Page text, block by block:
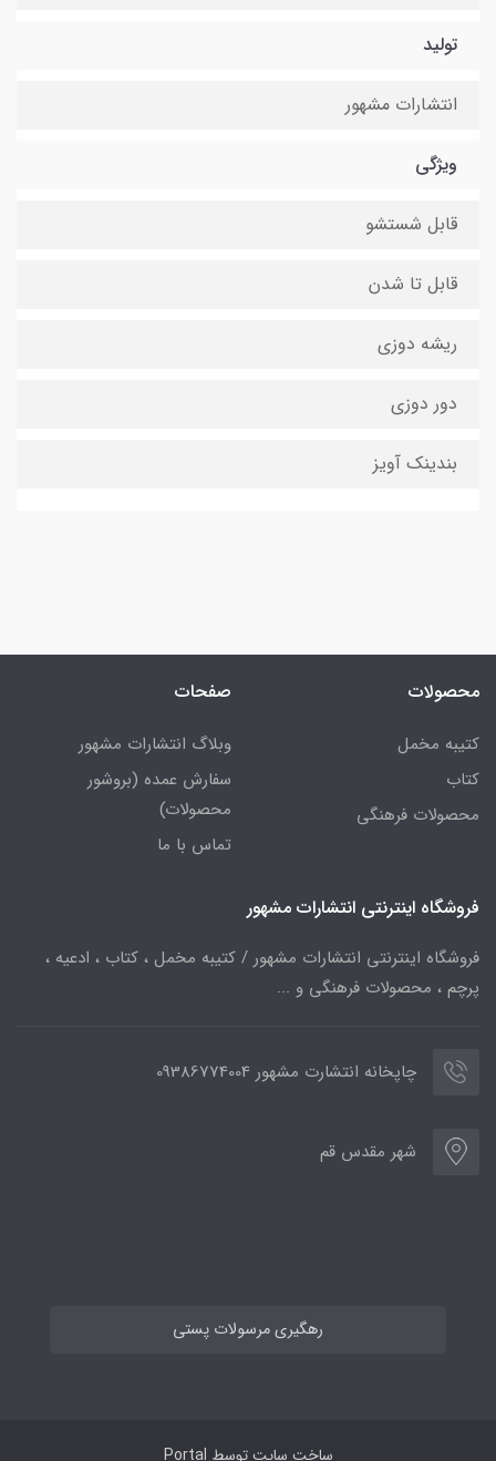
تولید
انتشارات مشهور
ویژگی
قابل شستشو
قابل تا شدن
ریشه دوزی
دور دوزی
بندینک آویز
محصولات
کتیبه مخمل
کتاب
محصولات فرهنگی
صفحات
وبلاگ انتشارات مشهور
سفارش عمده (بروشور
محصولات)
تماس با ما
فروشگاه اینترنتی انتشارات مشهور
فروشگاه اینترنتی انتشارات مشهور / کتیبه مخمل ، کتاب ، ادعیه ،
پرچم ، محصولات فرهنگی و ...
چاپخانه انتشارت مشهور 09386774004
شهر مقدس قم
رهگیری مرسولات پستی
ساخت سایت توسط Portal